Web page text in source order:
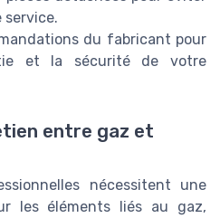
du fabricant pour
et la sécurité de votre
entre gaz et
nécessitent une
les éléments liés au gaz,